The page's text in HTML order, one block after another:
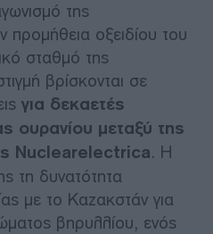
της
οξειδίου του
σταθμό της
βρίσκονται σε
για δεκαετές
ουρανίου μεταξύ της
Nuclearelectrica. Η
τη δυνατότητα
με το Καζακστάν για
βηρυλλίου, ενός